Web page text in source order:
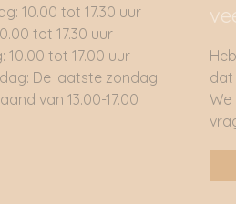
10.00 tot 17.30 uur
tot 17.30 uur
10.00 tot 17.00 uur
De laatste zondag
van 13.00-17.00
dat
We